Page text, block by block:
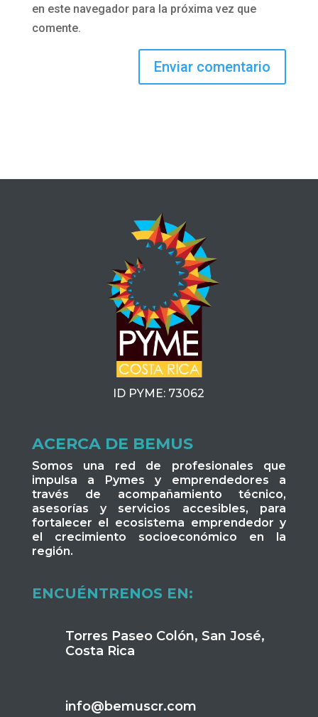
en este navegador para la próxima vez que
comente.
ID PYME: 73062
ACERCA DE BEMUS
Somos una red de profesionales que
impulsa a Pymes y emprendedores a
través de acompañamiento técnico,
asesorías y servicios accesibles, para
fortalecer el ecosistema emprendedor y
el crecimiento socioeconómico en la
región.
ENCUÉNTRENOS EN:
Torres Paseo Colón, San José,
Costa Rica
info@bemuscr.com